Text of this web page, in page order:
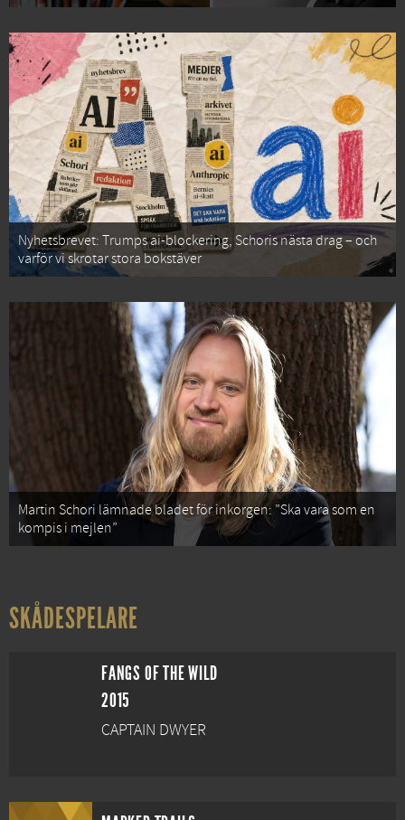
Nyhetsbrevet: Trumps ai-blockering, Schoris nästa drag – och
varför vi skrotar stora bokstäver
Martin Schori lämnade bladet för inkorgen: ”Ska vara som en
kompis i mejlen”
SKÅDESPELARE
FANGS OF THE WILD
2015
CAPTAIN DWYER